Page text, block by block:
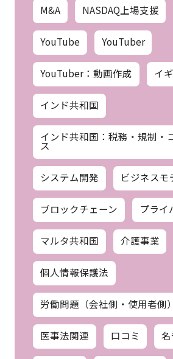
M&A NASDAQ上場支援
YouTube YouTuber
YouTuber：動画作成 イ
インド共和国
インド共和国：税務・規制・
ス
システム開発 ビジネス
ブロックチェーン プライ
マルタ共和国 介護事業
個人情報保護法
労働問題（会社側・使用者側）
医事法関連 口コミ